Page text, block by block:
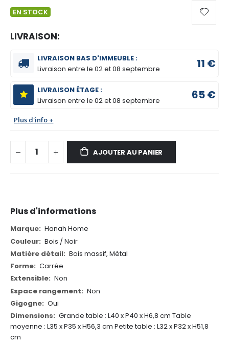
EN STOCK
LIVRAISON:
LIVRAISON BAS D'IMMEUBLE :
Livraison entre le02 et 08 septembre 11 €
LIVRAISON ÉTAGE :
Livraison entre le02 et 08 septembre 65 €
Plus d'info +
AJOUTER AU PANIER
Plus d'informations
Plus
d'informations
Hanah Home
Bois / Noir
Bois massif, Métal
Carrée
Non
Non
Oui
Grande table : L40 x P40 x H6,8 cm Table
moyenne : L35 x P35 x H56,3 cm Petite table : L32 x P32 x H51,8
cm